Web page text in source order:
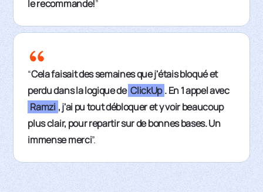
le recommande!”
“Cela faisait des semaines que j'étais bloqué et
perdu dans la logique de ClickUp . En 1 appel avec
Ramzi , j'ai pu tout débloquer et y voir beaucoup
plus clair, pour repartir sur de bonnes bases. Un
immense merci”.